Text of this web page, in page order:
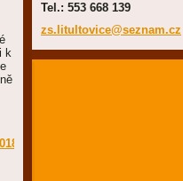
k
Tel.: 553 668 139
zs.litul tovice@seznam.cz